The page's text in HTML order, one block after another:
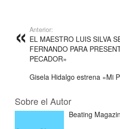
Anterior:
EL MAESTRO LUIS SILVA
FERNANDO PARA
PECADOR»
Gisela Hidalgo estrena «Mi
Sobre el Autor
Beating